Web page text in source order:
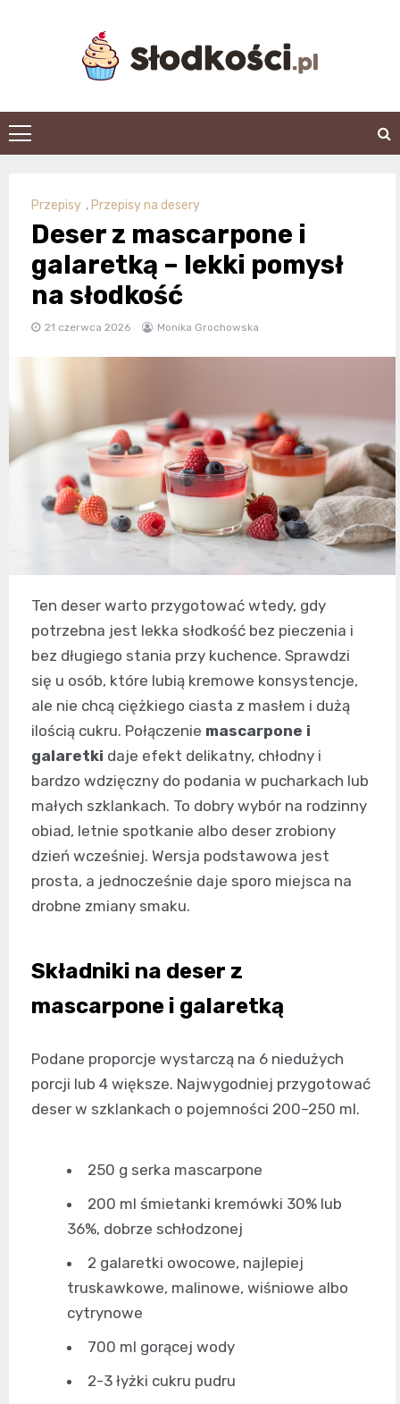
slodkosci.pl
Przepisy , Przepisy na desery
Deser z mascarpone i
galaretką – lekki pomysł
na słodkość
21 czerwca 2026 Monika Grochowska
Ten deser warto przygotować wtedy, gdy
potrzebna jest lekka słodkość bez pieczenia i
bez długiego stania przy kuchence. Sprawdzi
się u osób, które lubią kremowe konsystencje,
ale nie chcą ciężkiego ciasta z masłem i dużą
ilością cukru. Połączenie mascarpone i
galaretki daje efekt delikatny, chłodny i
bardzo wdzięczny do podania w pucharkach lub
małych szklankach. To dobry wybór na rodzinny
obiad, letnie spotkanie albo deser zrobiony
dzień wcześniej. Wersja podstawowa jest
prosta, a jednocześnie daje sporo miejsca na
drobne zmiany smaku.
Składniki na deser z
mascarpone i galaretką
Podane proporcje wystarczą na 6 niedużych
porcji lub 4 większe. Najwygodniej przygotować
deser w szklankach o pojemności 200–250 ml.
250 g serka mascarpone
200 ml śmietanki kremówki 30% lub
36%, dobrze schłodzonej
2 galaretki owocowe, najlepiej
truskawkowe, malinowe, wiśniowe albo
cytrynowe
700 ml gorącej wody
2-3 łyżki cukru pudru